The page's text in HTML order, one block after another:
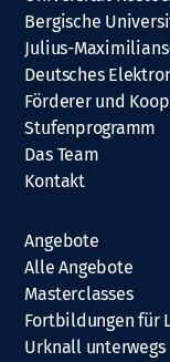
Bergische
Julius-
Deutsches
Förderer und
Stufenprogramm
Das Team
Kontakt
Angebote
Alle Angebote
Masterclasses
Fortbildungen für
Urknall unterwegs